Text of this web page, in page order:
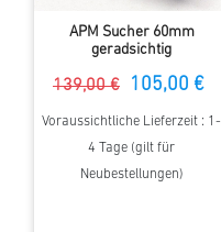
APM Sucher 60mm
geradsichtig
139,00 € 105,00 €
Voraussichtliche Lieferzeit : 1-
4 Tage (gilt für
Neubestellungen)